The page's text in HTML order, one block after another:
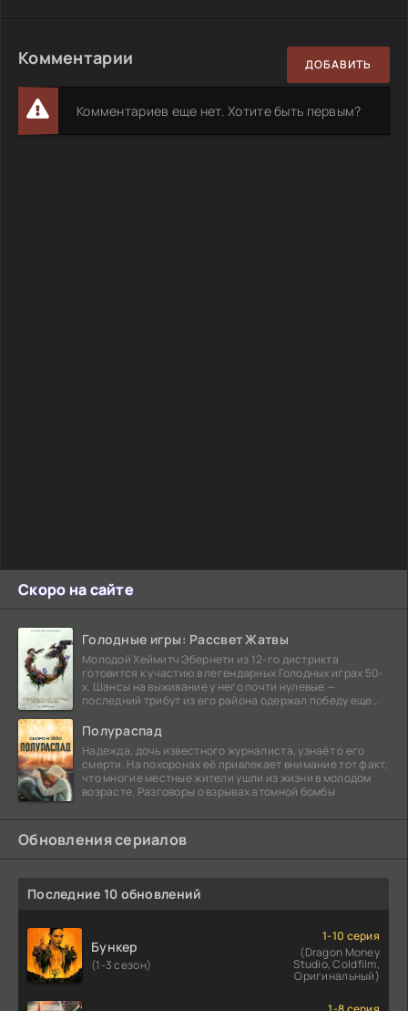
Скоро на сайте
Голодные игры: Рассвет Жатвы
Молодой Хеймитч Эбернети из 12-го дистрикта
готовится к участию в легендарных Голодных играх 50-
х. Шансы на выживание у него почти нулевые —
последний трибут из его района одержал победу еще
Полураспад
Надежда, дочь известного журналиста, узнаёт о его
смерти. На похоронах её привлекает внимание тот факт,
что многие местные жители ушли из жизни в молодом
возрасте. Разговоры о взрывах атомной бомбы
Обновления сериалов
Последние 10 обновлений
Бункер
(1-3 сезон)
1-10 серия
(Dragon Money
Studio, Coldfilm,
Оригинальный)
Комментарии ДОБАВИТЬ
Комментариев еще нет. Хотите быть первым?